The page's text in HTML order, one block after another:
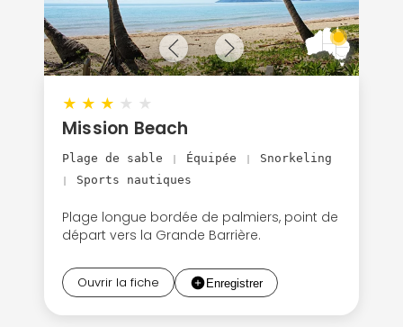
★ ★ ★ ★ ★
Mission Beach
Plage de sable Équipée Snorkeling
Sports nautiques
Plage longue bordée de palmiers, point de
départ vers la Grande Barrière.
Ouvrir la fiche